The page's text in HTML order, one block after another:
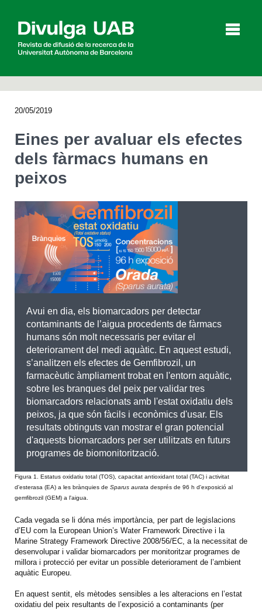
Agenda
English Español
CERCAR
20/05/2019
Eines per avaluar els efectes
dels fàrmacs humans en
peixos
Avui en dia, els biomarcadors per detectar
contaminants de l’aigua procedents de fàrmacs
humans són molt necessaris per evitar el
deteriorament del medi aquàtic. En aquest estudi,
s’analitzen els efectes de Gemfibrozil, un
farmacèutic àmpliament trobat en l'entorn aquàtic,
sobre les branques del peix per validar tres
biomarcadors relacionats amb l'estat oxidatiu dels
peixos, ja que són fàcils i econòmics d'usar. Els
resultats obtinguts van mostrar el gran potencial
d'aquests biomarcadors per ser utilitzats en futurs
programes de biomonitorització.
Figura 1. Estatus oxidatiu total (TOS), capacitat antioxidant total (TAC) i activitat
d'esterasa (EA) a les brànquies de Sparus aurata després de 96 h d'exposició al
gemfibrozil (GEM) a l'aigua.
Cada vegada se li dóna més importància, per part de legislacions
d’EU com la European Union’s Water Framework Directive i la
Marine Strategy Framework Directive 2008/56/EC, a la necessitat de
desenvolupar i validar biomarcadors per monitoritzar programes de
millora i protecció per evitar un possible deteriorament de l’ambient
aquàtic Europeu.
En aquest sentit, els mètodes sensibles a les alteracions en l’estat
oxidatiu del peix resultants de l’exposició a contaminants (per